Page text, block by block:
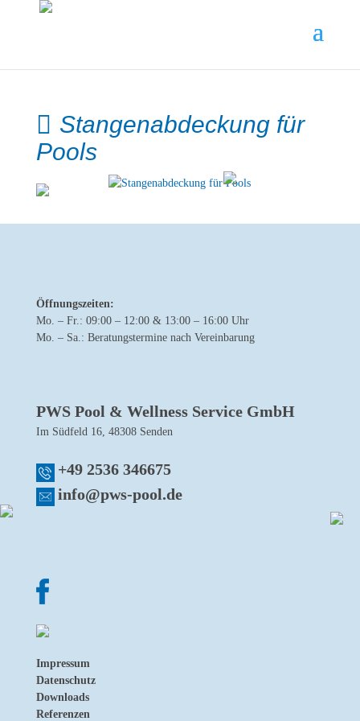
Stangenabdeckung für
Pools
Öffnungszeiten:
Mo. – Fr.: 09:00 – 12:00 & 13:00 – 16:00 Uhr
Mo. – Sa.: Beratungstermine nach Vereinbarung
PWS Pool & Wellness Service GmbH
Im Südfeld 16, 48308 Senden
+49 2536 346675
info@pws-pool.de
Impressum
Datenschutz
Downloads
Referenzen